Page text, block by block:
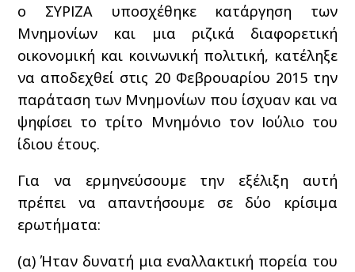
ο ΣΥΡΙΖΑ υποσχέθηκε κατάργηση των
Μνημονίων και μια ριζικά διαφορετική
οικονομική και κοινωνική πολιτική, κατέληξε
να αποδεχθεί στις 20 Φεβρουαρίου 2015 την
παράταση των Μνημονίων που ίσχυαν και να
ψηφίσει το τρίτο Μνημόνιο τον Ιούλιο του
ίδιου έτους.
Για να ερμηνεύσουμε την εξέλιξη αυτή
πρέπει να απαντήσουμε σε δύο κρίσιμα
ερωτήματα:
(α) Ήταν δυνατή μια εναλλακτική πορεία του